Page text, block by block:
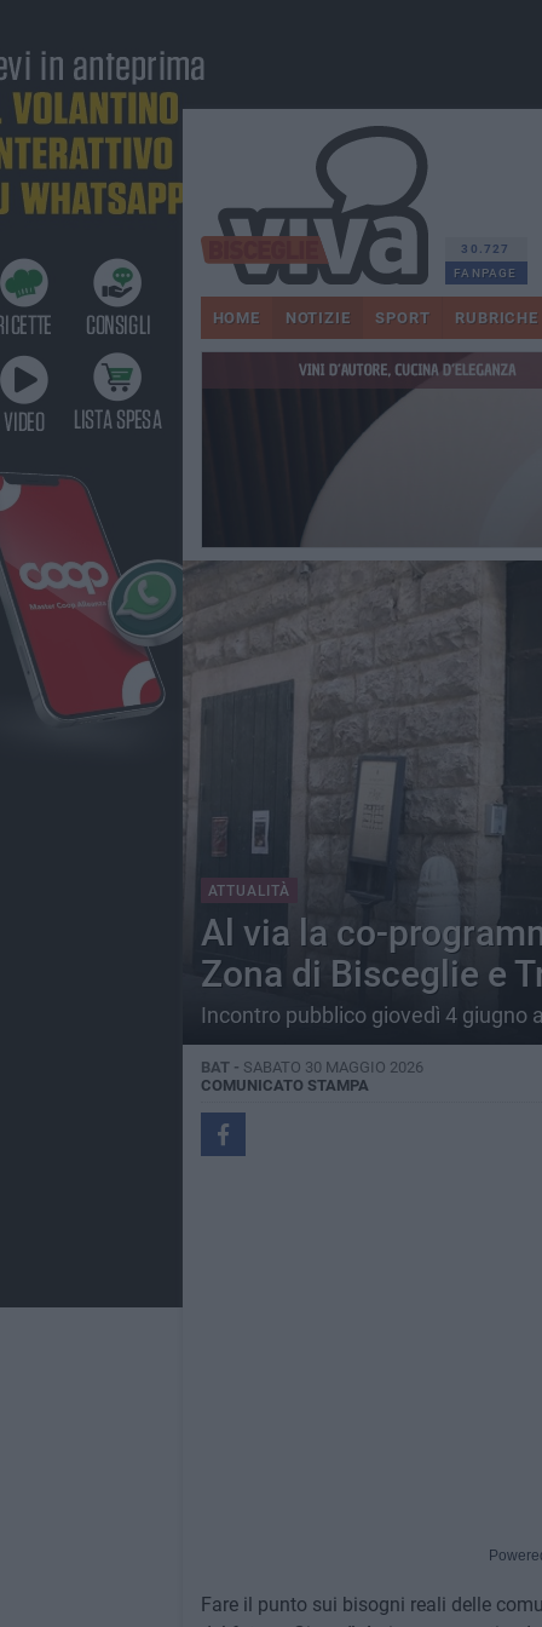
30.727
FANPAGE
HOME NOTIZIE SPORT RUBRICHE
ATTUALITÀ
Al via la co-
Zona di Bisceglie e
Incontro pubblico giovedì 4 giugno
BAT - SABATO 30 MAGGIO 2026
COMUNICATO STAMPA
Fare il punto sui bisogni reali delle